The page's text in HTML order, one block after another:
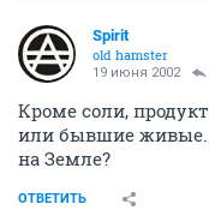
Spirit
old hamster
19 июня 2002
Кроме соли,
или бывшие живые.
на Земле?
ОТВЕТИТЬ